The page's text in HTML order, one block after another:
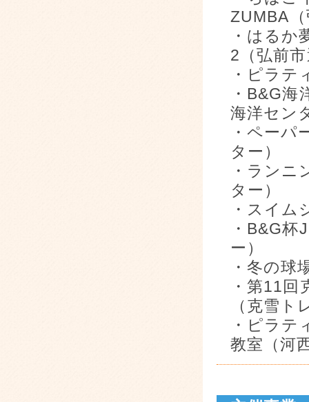
ZUMBA
・はるか
2（弘前
・ピラテ
・B&G
海洋セン
・ペーパ
ター）
・ラン
ター）
・スイム
・B&G
ー）
・冬の球
・第11
（克雪
・ピラ
教室（河